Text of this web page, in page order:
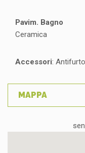
Pavim. Bagno
Ceramica
Accessori:
MAPPA